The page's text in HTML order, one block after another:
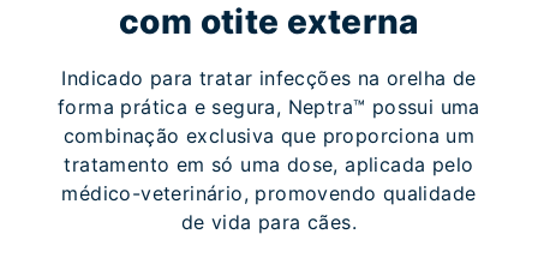
com otite externa
Indicado para tratar infecções na orelha de
forma prática e segura, Neptra™ possui uma
combinação exclusiva que proporciona um
tratamento em só uma dose, aplicada pelo
médico-veterinário, promovendo qualidade
de vida para cães.